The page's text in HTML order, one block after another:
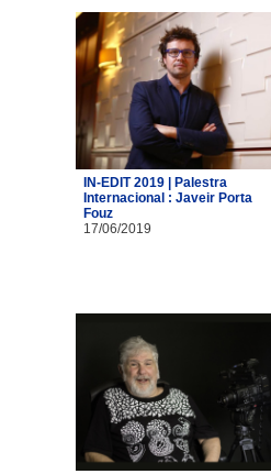
IN-EDIT 2019 | Palestra
Internacional : Javeir Porta
Fouz
17/06/2019